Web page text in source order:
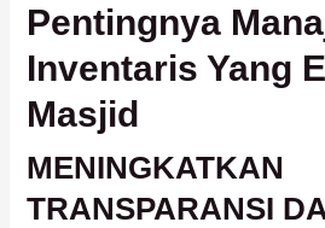
Pentingnya
Inventaris Yang
Masjid
MENINGKATKAN
TRANSPARANSI